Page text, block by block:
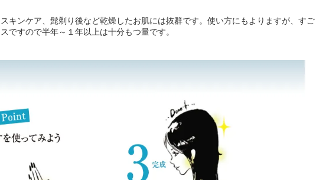
キンケア、髭剃り後など乾燥したお肌には抜群です。使い方にもよりますが、すご
ですので半年～１年以上は十分もつ量です。